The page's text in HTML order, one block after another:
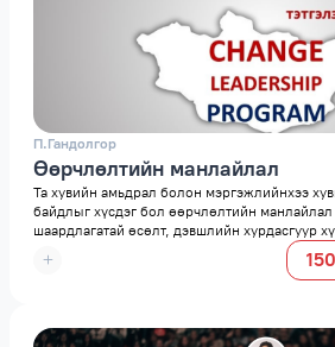
П.Гандолгор
Өөрчлөлтийн манлайлал
Та хувийн амьдрал болон мэргэжлийнхээ
байдлыг хүсдэг бол өөрчлөлтийн
шаардлагатай өсөлт, дэвшлийн хурдасгуур